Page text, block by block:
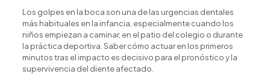
Los golpes en la boca son una de las urgencias dentales
más habituales en la infancia, especialmente cuando los
niños empiezan a caminar, en el patio del colegio o durante
la práctica deportiva. Saber cómo actuar en los primeros
minutos tras el impacto es decisivo para el pronóstico y la
supervivencia del diente afectado.